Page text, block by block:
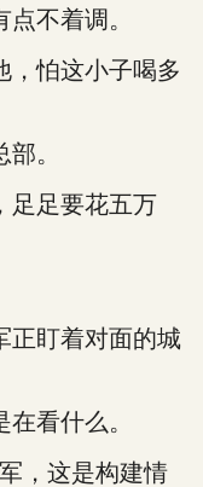
不着调。
怕这小子喝多
。
足要花五万
盯着对面的城
看什么。
，这是构建情